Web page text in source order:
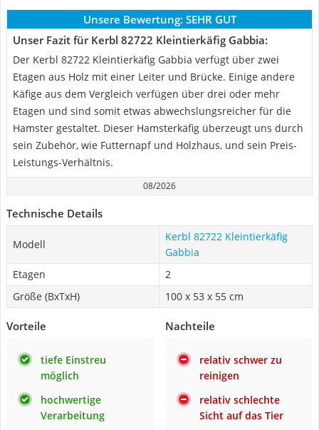
Unsere Bewertung: SEHR GUT
Unser Fazit für Kerbl 82722 Kleintierkäfig Gabbia:
Der Kerbl 82722 Kleintierkäfig Gabbia verfügt über zwei
Etagen aus Holz mit einer Leiter und Brücke. Einige andere
Käfige aus dem Vergleich verfügen über drei oder mehr
Etagen und sind somit etwas abwechslungsreicher für die
Hamster gestaltet. Dieser Hamsterkäfig überzeugt uns durch
sein Zubehör, wie Futternapf und Holzhaus, und sein Preis-
Leistungs-Verhältnis.
08/2026
Technische Details
Modell
Kerbl 82722 Kleintierkäfig
Gabbia
Etagen
2
Größe (BxTxH)
100 x 53 x 55 cm
Vorteile
tiefe Einstreu
möglich
hochwertige
Verarbeitung
Nachteile
relativ schwer zu
reinigen
relativ schlechte
Sicht auf das Tier